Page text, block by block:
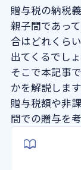
贈与税の納税
親子間であっ
合はどれくら
出てくるでしょ
そこで本記事
かを解説します
贈与税額や非
間での贈与を